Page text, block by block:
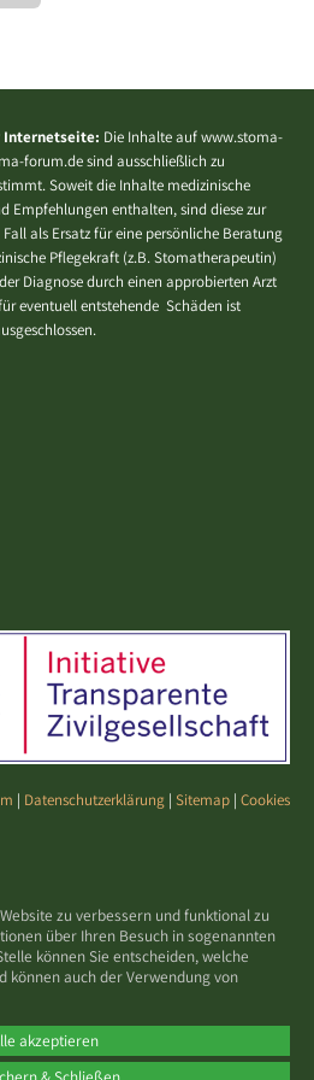
akzeptieren
zu verbessern und funktional zu
über Ihren Besuch in sogenannten
können Sie entscheiden, welche
können auch der Verwendung von
Internetseite: Die Inhalte auf www.stoma-
forum.de sind ausschließlich zu
Soweit die Inhalte medizinische
Empfehlungen enthalten, sind diese zur
als Ersatz für eine persönliche Beratung
Pflegekraft (z.B. Stomatherapeutin)
Diagnose durch einen approbierten Arzt
eventuell entstehende Schäden ist
| Datenschutzerklärung | Sitemap | Cookies